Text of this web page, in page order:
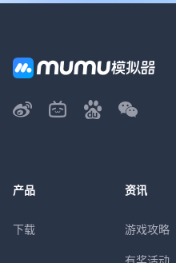
产品
下载
资讯
游戏攻略
有奖活动